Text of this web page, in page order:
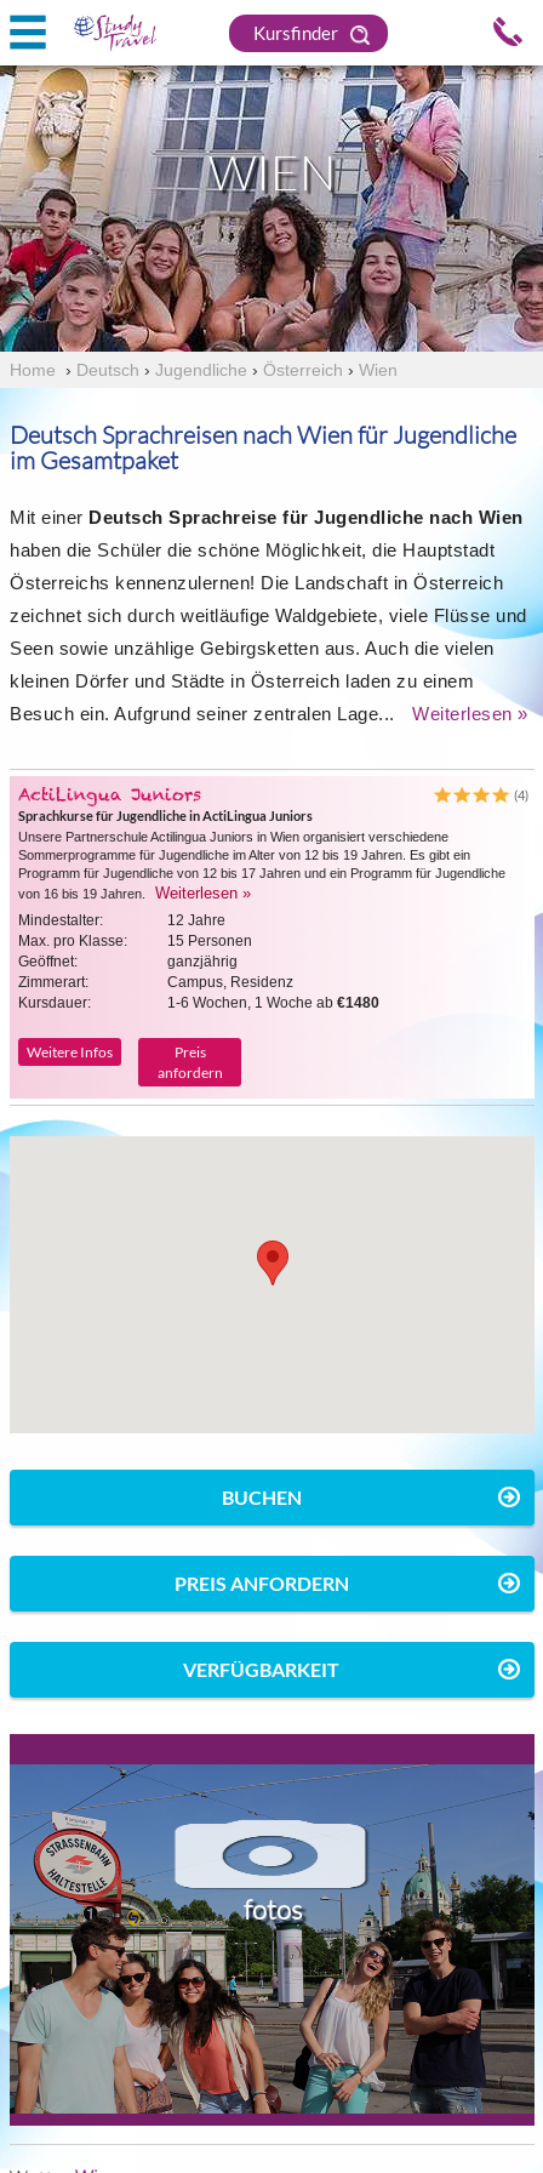
Kursfinder
WIEN
Home › Deutsch › Jugendliche › Österreich › Wien
Deutsch Sprachreisen nach Wien für Jugendliche
im Gesamtpaket
Mit einer Deutsch Sprachreise für Jugendliche nach Wien
haben die Schüler die schöne Möglichkeit, die Hauptstadt
Österreichs kennenzulernen! Die Landschaft in Österreich
zeichnet sich durch weitläufige Waldgebiete, viele Flüsse und
Seen sowie unzählige Gebirgsketten aus. Auch die vielen
kleinen Dörfer und Städte in Österreich laden zu einem
Besuch ein. Aufgrund seiner zentralen Lage...
Weiterlesen »
ActiLingua Juniors
(4)
Sprachkurse für Jugendliche in ActiLingua Juniors
Unsere Partnerschule Actilingua Juniors in Wien organisiert verschiedene
Sommerprogramme für Jugendliche im Alter von 12 bis 19 Jahren. Es gibt ein
Programm für Jugendliche von 12 bis 17 Jahren und ein Programm für Jugendliche
von 16 bis 19 Jahren.
Weiterlesen »
Mindestalter:
12 Jahre
Max. pro Klasse:
15 Personen
Geöffnet:
ganzjährig
Zimmerart:
Campus, Residenz
Kursdauer:
1-6 Wochen, 1 Woche ab €1480
Weitere Infos
Preis
anfordern
BUCHEN
PREIS ANFORDERN
VERFÜGBARKEIT
fotos